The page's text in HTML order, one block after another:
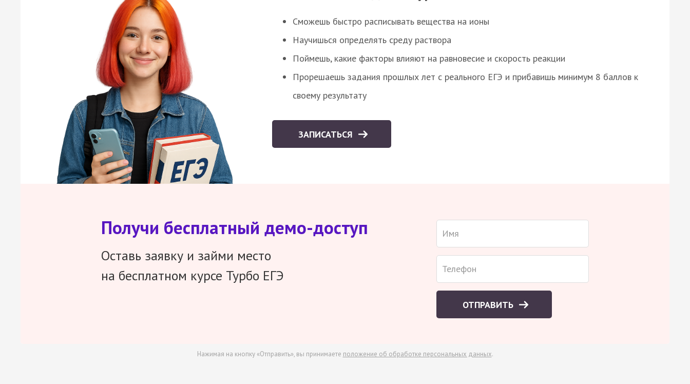
Сможешь быстро расписывать вещества на ионы
Научишься определять среду раствора
Поймешь, какие факторы влияют на равновесие и скорость реакции
Прорешаешь задания прошлых лет с реального ЕГЭ и прибавишь минимум 8 баллов к
своему результату
ЗАПИСАТЬСЯ
Получи бесплатный демо-доступ
Оставь заявку и займи место
на бесплатном курсе Турбо ЕГЭ
ОТПРАВИТЬ
Нажимая на кнопку «Отправить», вы принимаете положение об обработке персональных данных.